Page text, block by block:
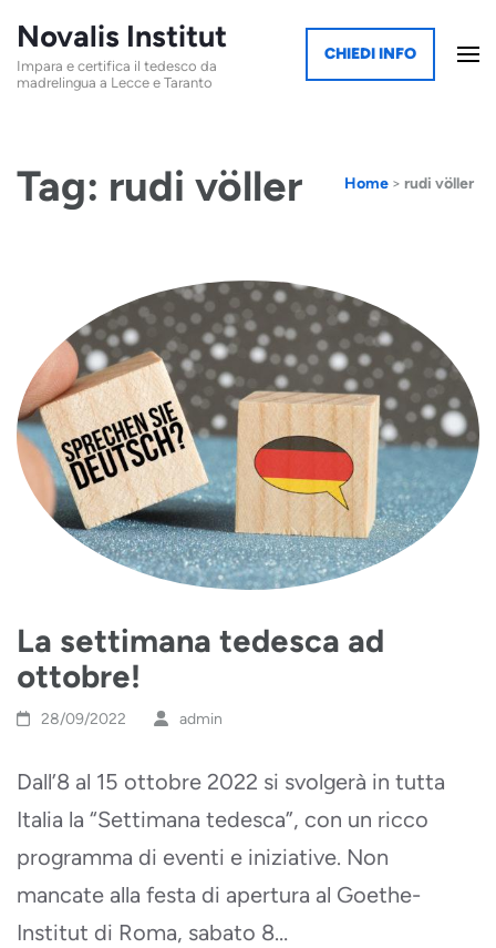
Novalis Institut
Impara e certifica il tedesco da
madrelingua a Lecce e Taranto
CHIEDI INFO
Tag: rudi völler Home > rudi völler
La settimana tedesca ad
ottobre!
28/09/2022 admin
Dall’8 al 15 ottobre 2022 si svolgerà in tutta
Italia la “Settimana tedesca”, con un ricco
programma di eventi e iniziative. Non
mancate alla festa di apertura al Goethe-
Institut di Roma, sabato 8…